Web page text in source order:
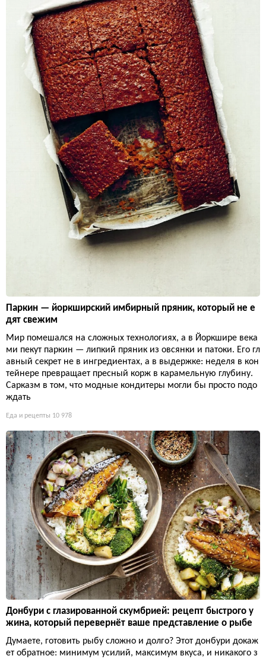
Паркин — йоркширский имбирный пряник, который не е
дят свежим
Мир помешался на сложных технологиях, а в Йоркшире века
ми пекут паркин — липкий пряник из овсянки и патоки. Его гл
авный секрет не в ингредиентах, а в выдержке: неделя в кон
тейнере превращает пресный корж в карамельную глубину.
Сарказм в том, что модные кондитеры могли бы просто подо
ждать
Еда и рецепты 10 978
Донбури с глазированной скумбрией: рецепт быстрого у
жина, который перевернёт ваше представление о рыбе
Думаете, готовить рыбу сложно и долго? Этот донбури докаж
ет обратное: минимум усилий, максимум вкуса, и никакого з